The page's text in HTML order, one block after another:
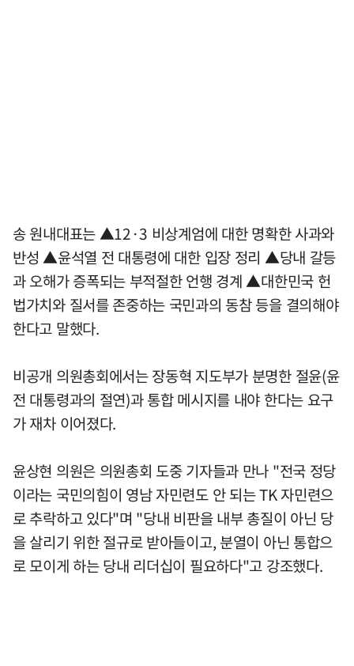
송 원내대표는 ▲12·3 비상계엄에 대한 명확한 사과와
반성 ▲윤석열 전 대통령에 대한 입장 정리 ▲당내 갈등
과 오해가 증폭되는 부적절한 언행 경계 ▲대한민국 헌
법가치와 질서를 존중하는 국민과의 동참 등을 결의해야
한다고 말했다.
비공개 의원총회에서는 장동혁 지도부가 분명한 절윤(윤
전 대통령과의 절연)과 통합 메시지를 내야 한다는 요구
가 재차 이어졌다.
윤상현 의원은 의원총회 도중 기자들과 만나 "전국 정당
이라는 국민의힘이 영남 자민련도 안 되는 TK 자민련으
로 추락하고 있다"며 "당내 비판을 내부 총질이 아닌 당
을 살리기 위한 절규로 받아들이고, 분열이 아닌 통합으
로 모이게 하는 당내 리더십이 필요하다"고 강조했다.